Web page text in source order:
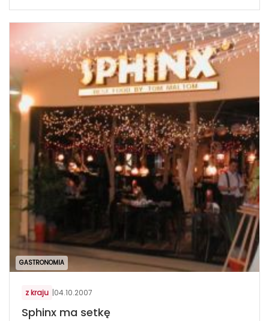
GASTRONOMIA
z kraju 04.10.2007
Sphinx ma setkę